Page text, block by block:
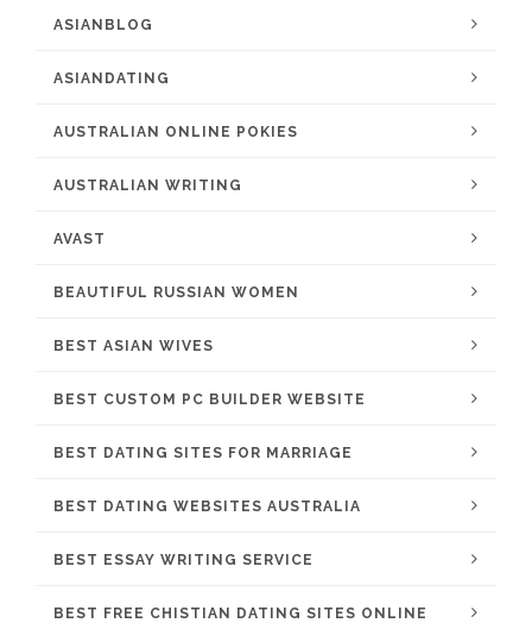
ASIANBLOG
ASIANDATING
AUSTRALIAN ONLINE POKIES
AUSTRALIAN WRITING
AVAST
BEAUTIFUL RUSSIAN WOMEN
BEST ASIAN WIVES
BEST CUSTOM PC BUILDER WEBSITE
BEST DATING SITES FOR MARRIAGE
BEST DATING WEBSITES AUSTRALIA
BEST ESSAY WRITING SERVICE
BEST FREE CHISTIAN DATING SITES ONLINE